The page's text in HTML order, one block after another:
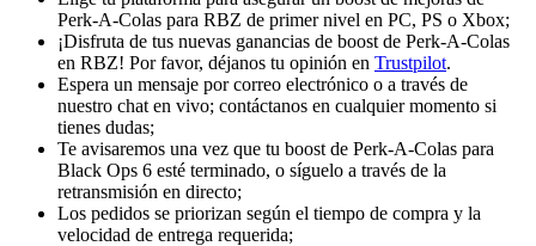
Perk-A-Colas para RBZ de primer nivel en PC, PS o Xbox;
¡Disfruta de tus nuevas ganancias de boost de Perk-A-Colas
en RBZ! Por favor, déjanos tu opinión en Trustpilot.
Espera un mensaje por correo electrónico o a través de
nuestro chat en vivo; contáctanos en cualquier momento si
tienes dudas;
Te avisaremos una vez que tu boost de Perk-A-Colas para
Black Ops 6 esté terminado, o síguelo a través de la
retransmisión en directo;
Los pedidos se priorizan según el tiempo de compra y la
velocidad de entrega requerida;